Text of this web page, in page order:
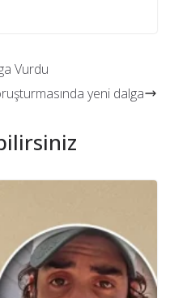
Vurdu
yeni dalga